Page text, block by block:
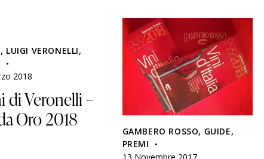
, LUIGI VERONELLI,
2018
di Veronelli –
Oro 2018
GAMBERO ROSSO, GUIDE,
PREMI